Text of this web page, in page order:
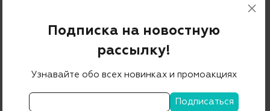
Подписка на новостную
рассылку!
Узнавайте обо всех новинках и промоакциях